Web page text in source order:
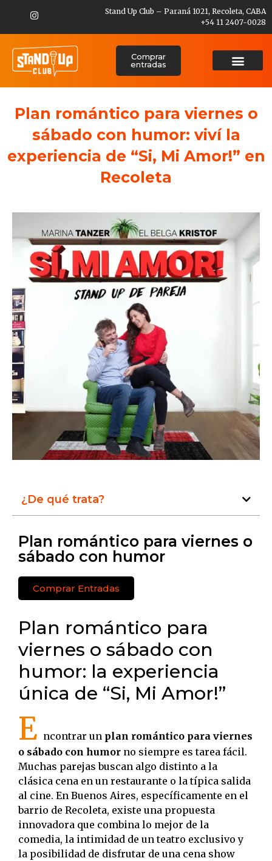
Stand Up Club – Paraná 1021, Recoleta, CABA
+54 11 2407-0028
Comprar
entradas
Plan romántico para viernes o
sábado con humor: viví la
experiencia de “Si, Mi Amor!” en
Recoleta
¿De qué trata?
Plan romántico para viernes o
sábado con humor
Comprar Entradas
Plan romántico para
viernes o sábado con
humor: la experiencia
única de “Si, Mi Amor!”
E ncontrar un plan romántico para viernes
o sábado con humor no siempre es tarea fácil.
Muchas parejas buscan algo distinto a la
clásica cena en un restaurante o la típica salida
al cine. En Buenos Aires, específicamente en el
barrio de Recoleta, existe una propuesta
innovadora que combina lo mejor de la
comedia, la intimidad de un teatro exclusivo y
la posibilidad de disfrutar de una cena show